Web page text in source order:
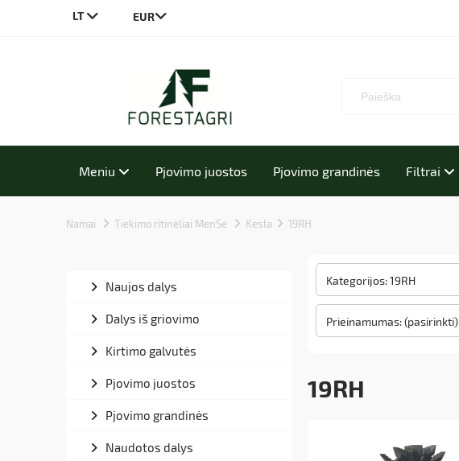
LT
Meniu Pjovimo juostos Pjovimo grandinės Filtrai
Namai Tiekimo ritinėliai MenSe Kesla 19RH
Naujos dalys
Dalys iš griovimo
Kirtimo galvutės
Pjovimo juostos
Pjovimo grandinės
Naudotos dalys
Kategorijos: 19RH
Prieinamumas: (pasirinkti)
19RH